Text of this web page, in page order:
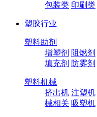
包装类 印刷类
塑胶行业
塑料助剂
增塑剂 阻燃剂
填充剂 防雾剂
塑料机械
挤出机 注塑机
械相关 吸塑机